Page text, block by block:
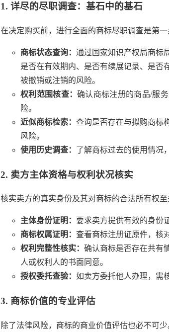
1. 详尽的尽职调查：基石中的基石
在决定购买前，进行全面的商标尽职调查是第
商标状态查询： 通过国家知识产权局商标
是否在有效期内、是否有续展记录、是否
被撤销或注销的风险。
权利范围核查：确认商标注册的商品/服
险。
近似商标检索： 查询是否存在与拟购商标
风险。
使用历史调查： 了解商标过去的使用情况
2. 卖方主体资格与权利状况核实
核实卖方的真实身份及其对商标的合法所有权至
主体身份证明： 要求卖方提供有效的身份
商标权属证明： 查看商标注册证原件，核
权利完整性核实： 确认商标是否存在共有
人或权利人的书面同意。
授权委托查验： 如卖方委托他人办理，需
3. 商标价值的专业评估
除了法律风险，商标的商业价值评估也必不可